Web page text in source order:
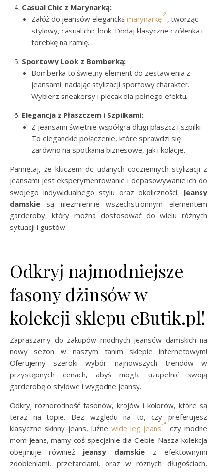
Casual Chic z Marynarką:
Załóż do jeansów elegancką marynarkę , tworząc
stylowy, casual chic look. Dodaj klasyczne czółenka i
torebkę na ramię.
Sportowy Look z Bomberką:
Bomberka to świetny element do zestawienia z
jeansami, nadając stylizacji sportowy charakter.
Wybierz sneakersy i plecak dla pełnego efektu.
Elegancja z Płaszczem i Szpilkami:
Z jeansami świetnie współgra długi płaszcz i szpilki.
To eleganckie połączenie, które sprawdzi się
zarówno na spotkania biznesowe, jak i kolacje.
Pamiętaj, że kluczem do udanych codziennych stylizacji z
jeansami jest eksperymentowanie i dopasowywanie ich do
swojego indywidualnego stylu oraz okoliczności. Jeansy
damskie są niezmiennie wszechstronnym elementem
garderoby, który można dostosować do wielu różnych
sytuacji i gustów.
Odkryj najmodniejsze
fasony dżinsów w
kolekcji sklepu eButik.pl!
Zapraszamy do zakupów modnych jeansów damskich na
nowy sezon w naszym tanim sklepie internetowym!
Oferujemy szeroki wybór najnowszych trendów w
przystępnych cenach, abyś mogła uzupełnić swoją
garderobę o stylowe i wygodne jeansy.
Odkryj różnorodność fasonów, krojów i kolorów, które są
teraz na topie. Bez względu na to, czy preferujesz
klasyczne skinny jeans, luźne wide leg jeans
czy modne
mom jeans, mamy coś specjalnie dla Ciebie. Nasza kolekcja
obejmuje również jeansy damskiez efektownymi
zdobieniami, przetarciami, oraz w różnych długościach,